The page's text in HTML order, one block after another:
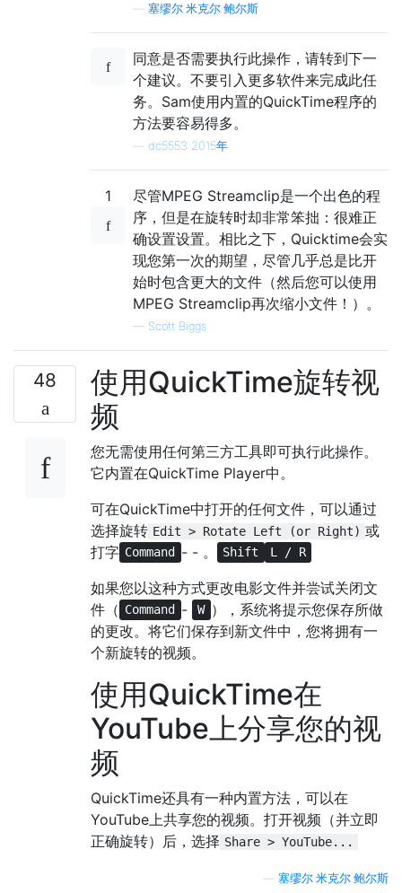
塞缪尔·米克尔·鲍尔斯
同意是否需要执行此操作，请转到下一
个建议。不要引入更多软件来完成此任
务。Sam使用内置的QuickTime程序的
方法要容易得多。
dc5553 2015年
1
尽管MPEG Streamclip是一个出色的程
序，但是在旋转时却非常笨拙：很难正
确设置设置。相比之下，Quicktime会实
现您第一次的期望，尽管几乎总是比开
始时包含更大的文件（然后您可以使用
MPEG Streamclip再次缩小文件！）。
— Scott Biggs
48
使用QuickTime旋转视
频
您无需使用任何第三方工具即可执行此操作。
它内置在QuickTime Player中。
可在QuickTime中打开的任何文件，可以通过
选择旋转 Edit > Rotate Left (or Right) 或
打字 Command - - 。 Shift L / R
如果您以这种方式更改电影文件并尝试关闭文
件（ Command - W ），系统将提示您保存所做
的更改。将它们保存到新文件中，您将拥有一
个新旋转的视频。
使用QuickTime在
YouTube上分享您的视
频
QuickTime还具有一种内置方法，可以在
YouTube上共享您的视频。打开视频（并立即
正确旋转）后，选择 Share > YouTube...
塞缪尔·米克尔·鲍尔斯